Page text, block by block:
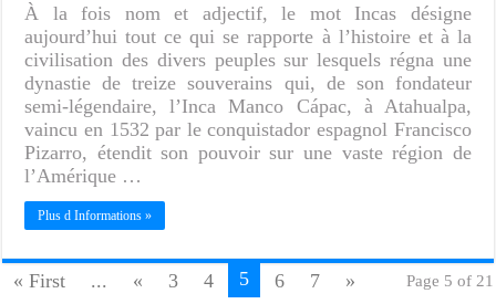
À la fois nom et adjectif, le mot Incas désigne
aujourd’hui tout ce qui se rapporte à l’histoire et à la
civilisation des divers peuples sur lesquels régna une
dynastie de treize souverains qui, de son fondateur
semi-légendaire, l’Inca Manco Cápac, à Atahualpa,
vaincu en 1532 par le conquistador espagnol Francisco
Pizarro, étendit son pouvoir sur une vaste région de
l’Amérique …
Plus d Informations »
Page 5 of 21
« First ... « 3 4 5 6 7
»